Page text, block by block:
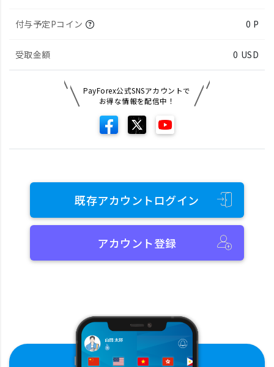
付与予定Pコイン 0 P
受取金額 0 USD
PayForex公式SNSアカウントで
お得な情報を配信中！
既存アカウントログイン
アカウント登録